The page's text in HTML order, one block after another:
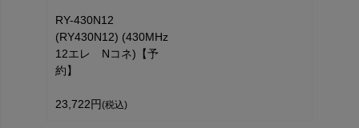
RY-430N12
(RY430N12) (430MHz
12エレ Nコネ)【予
約】
23,722円(税込)